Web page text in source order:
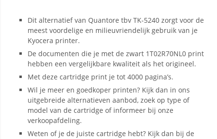
Dit alternatief van Quantore tbv TK-5240 zorgt voor de
meest voordelige en milieuvriendelijk gebruik van je
Kyocera printer.
De documenten die je met de zwart 1T02R70NL0 print
hebben een vergelijkbare kwaliteit als het origineel.
Met deze cartridge print je tot 4000 pagina’s.
Wil je meer en goedkoper printen? Kijk dan in ons
uitgebreide alternatieven aanbod, zoek op type of
model van de cartridge of informeer bij onze
verkoopafdeling.
Weten of je de juiste cartridge hebt? Kijk dan bij de